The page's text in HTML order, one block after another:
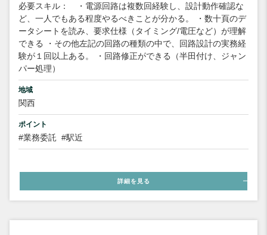
必要スキル： ・電源回路は複数回経験し、設計動作確認な
ど、一人でもある程度やるべきことが分かる。 ・数十頁のデ
ータシートを読み、要求仕様（タイミング/電圧など）が理解
できる ・その他左記の回路の種類の中で、回路設計の実務経
験が１回以上ある。 ・回路修正ができる（半田付け、ジャン
パー処理）
地域
関西
ポイント
#業務委託 #駅近
詳細を見る